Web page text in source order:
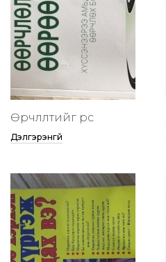
Өөрчлөлтийг өөрөөсөө
Дэлгэрэнгүй